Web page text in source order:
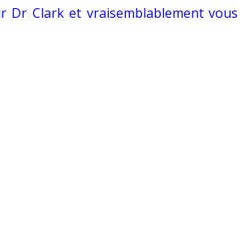
Dr Clark et vraisemblablement vous